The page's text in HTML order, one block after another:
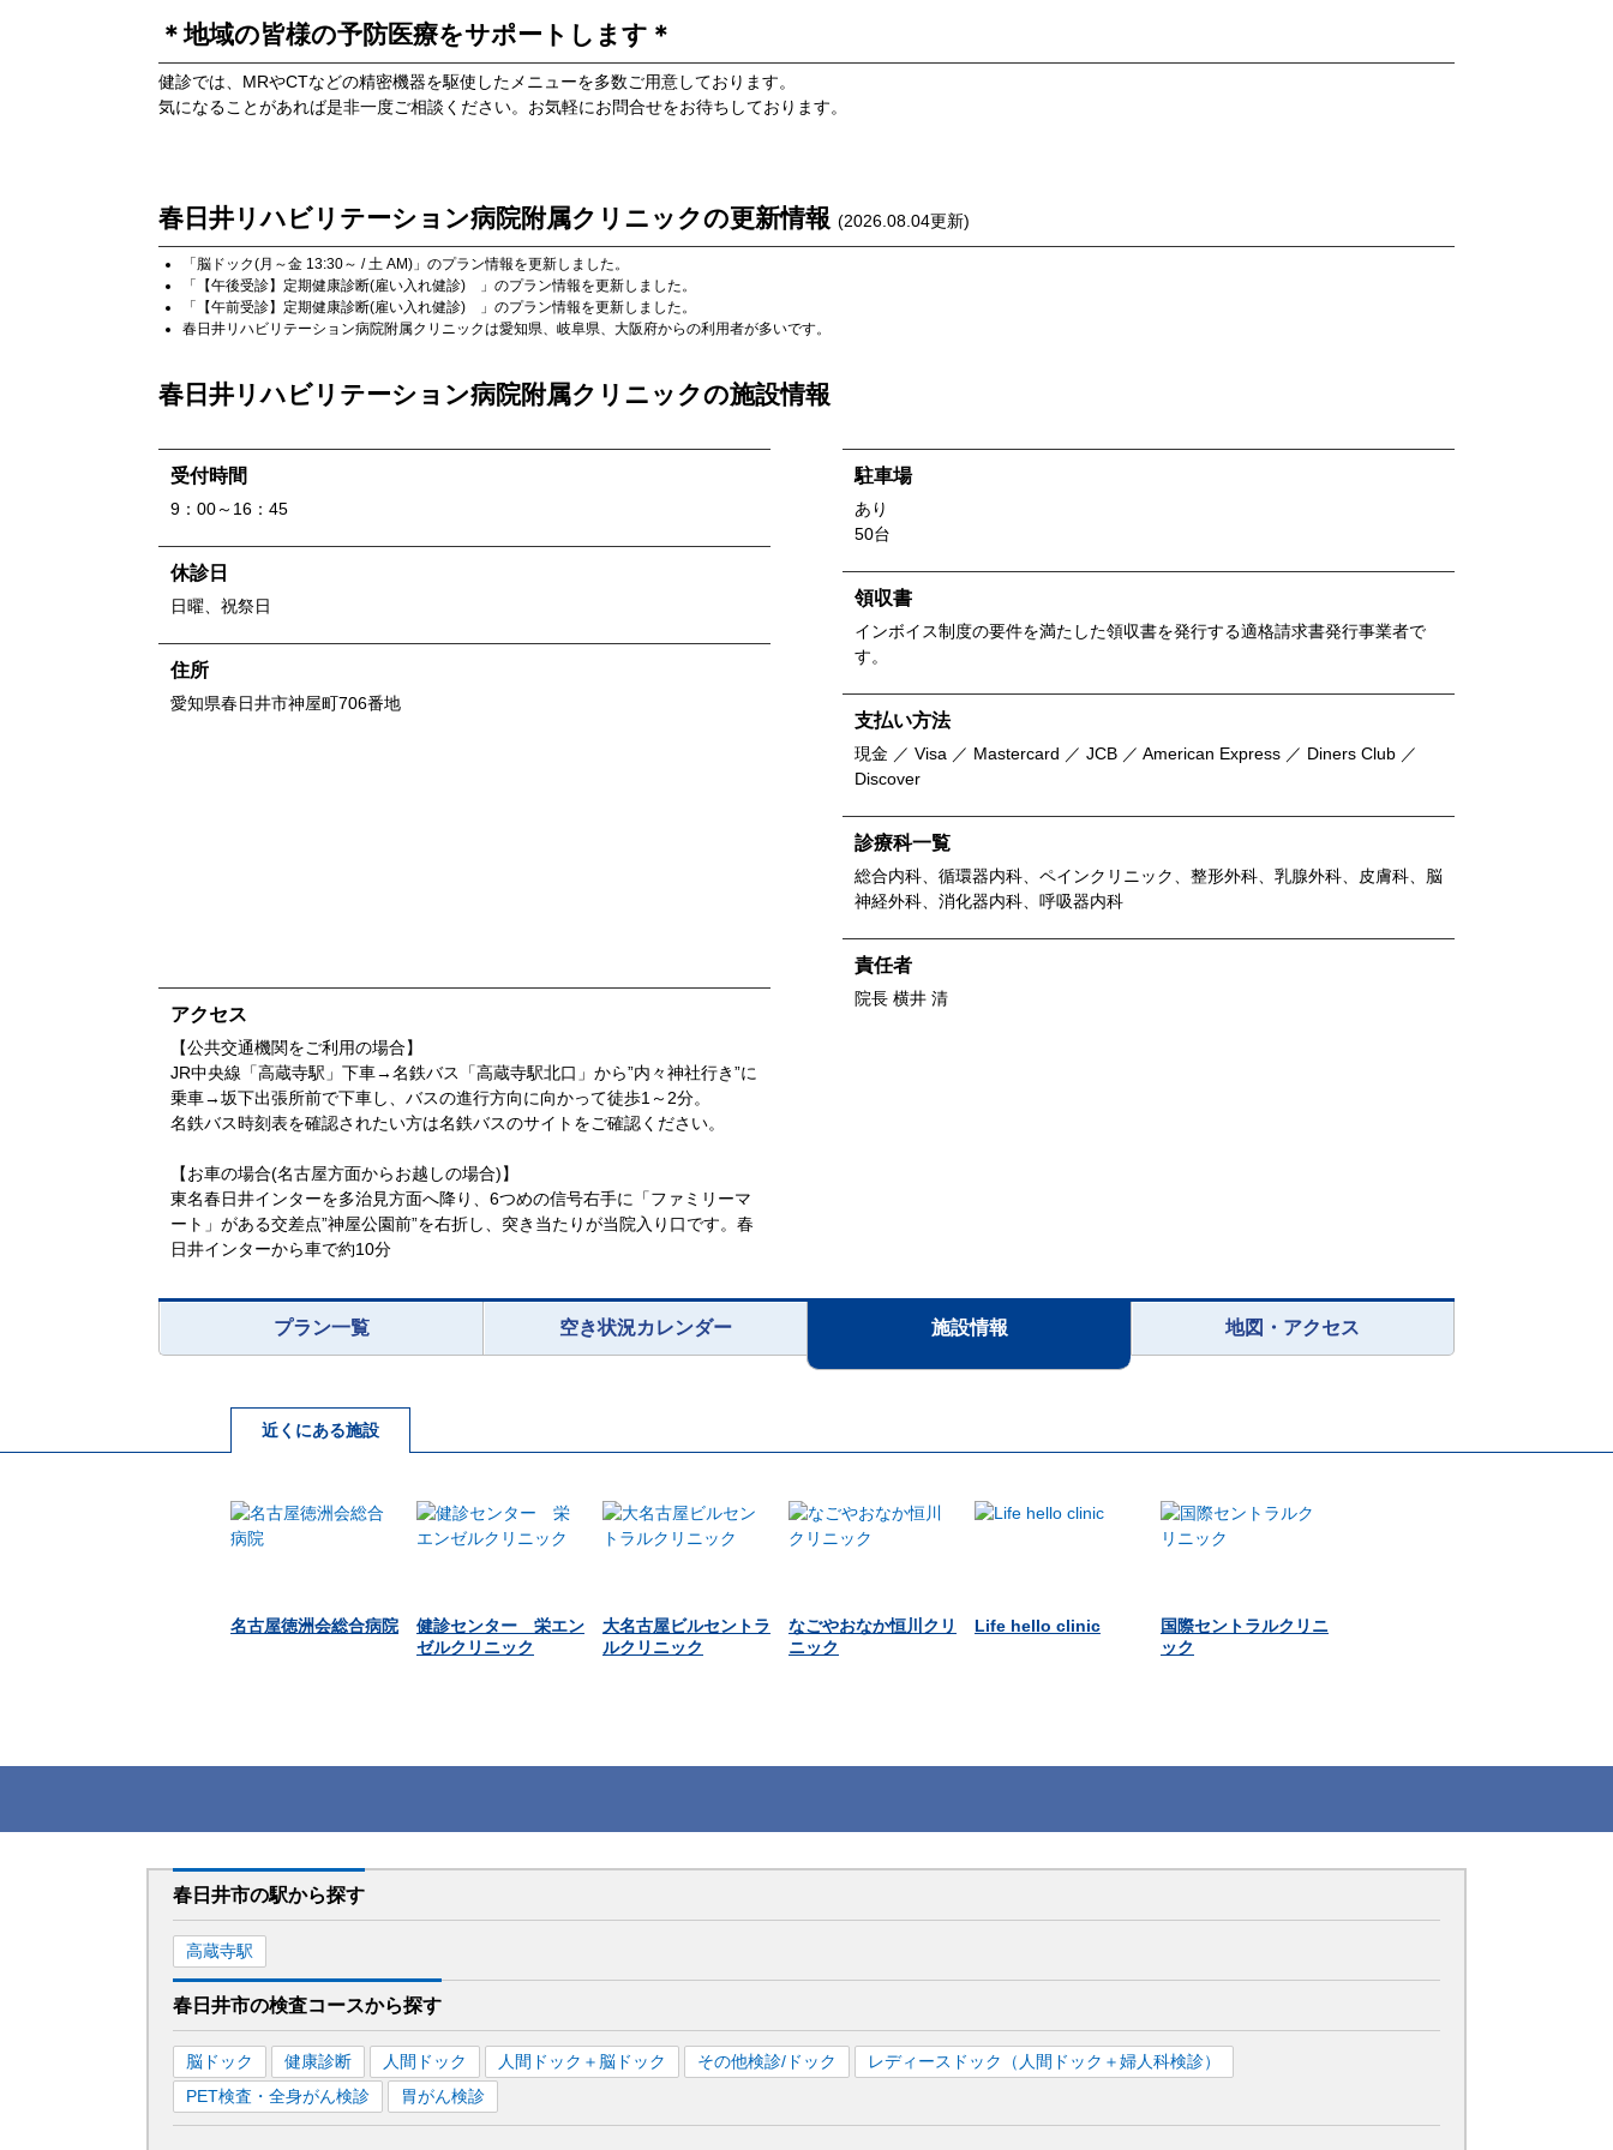
＊地域の皆様の予防医療をサポートします＊
健診では、MRやCTなどの精密機器を駆使したメニューを多数ご用意しております。
気になることがあれば是非一度ご相談ください。お気軽にお問合せをお待ちしております。
春日井リハビリテーション病院附属クリニックの更新情報 (2026.08.04更新)
「 脳ドック(月～金 13:30～ / 土 AM) 」のプラン情報を更新しました。
「
【午後受診】定期健康診断(雇い入れ健診)
」のプラン情報を更新しました。
「
【午前受診】定期健康診断(雇い入れ健診)
」のプラン情報を更新しました。
春日井リハビリテーション病院附属クリニックは愛知県、 岐阜県、 大阪府からの利用者が多いです。
春日井リハビリテーション病院附属クリニックの施設情報
受付時間
9：00～16：45
休診日
日曜、祝祭日
住所
愛知県春日井市神屋町706番地
アクセス
【公共交通機関をご利用の場合】
JR中央線「高蔵寺駅」下車→名鉄バス「高蔵寺駅北口」から”内々神社行き”に
乗車→坂下出張所前で下車し、バスの進行方向に向かって徒歩1～2分。
名鉄バス時刻表を確認されたい方は名鉄バスのサイトをご確認ください。
【お車の場合(名古屋方面からお越しの場合)】
東名春日井インターを多治見方面へ降り、6つめの信号右手に「ファミリーマ
ート」がある交差点”神屋公園前”を右折し、突き当たりが当院入り口です。春
日井インターから車で約10分
駐車場
あり
50台
領収書
インボイス制度の要件を満たした領収書を発行する適格請求書発行事業者で
す。
支払い方法
現金 ／ Visa ／ Mastercard ／ JCB ／ American Express ／ Diners Club ／
Discover
診療科一覧
総合内科、循環器内科、ペインクリニック、整形外科、乳腺外科、皮膚科、脳
神経外科、消化器内科、呼吸器内科
責任者
院長 横井 清
プラン一覧 空き状況カレンダー 施設情報 地図・アクセス
近くにある施設
名古屋徳洲会総合病院
健診センター 栄エン
ゼルクリニック
大名古屋ビルセントラ
ルクリニック
なごやおなか恒川クリ
ニック
Life hello clinic
国際セントラルクリニ
ック
春日井市の駅から探す
高蔵寺駅
春日井市の検査コースから探す
脳ドック 健康診断 人間ドック 人間ドック＋脳ドック その他検診/ドック
レディースドック（人間ドック＋婦人科検診）
PET検査・全身がん検診
胃がん検診